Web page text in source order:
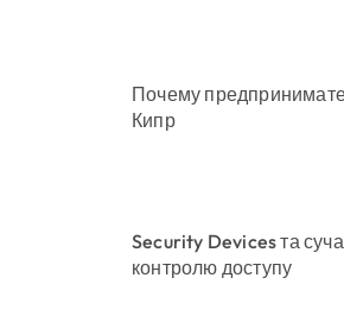
Почему
Кипр
Security Devices та
контролю доступу